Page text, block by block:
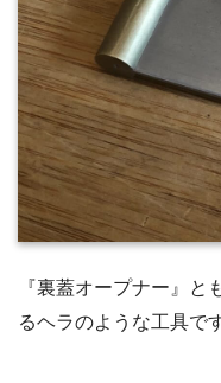
『裏蓋オープナー』
るヘラのような工具で